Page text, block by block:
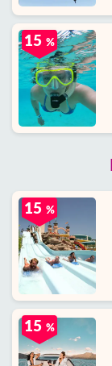
15 %
15 %
15 %